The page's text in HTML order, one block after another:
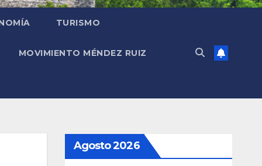
TURISMO
MOVIMIENTO MÉNDEZ RUIZ
Agosto 2026